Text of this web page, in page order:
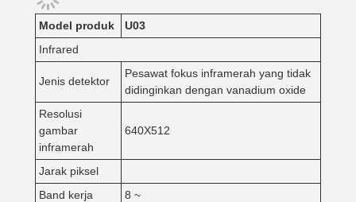
Model produk U03
Infrared
Jenis detektor
Pesawat fokus inframerah yang tidak
didinginkan dengan vanadium oxide
Resolusi
gambar
inframerah
640X512
Jarak piksel
Band kerja
8 ~